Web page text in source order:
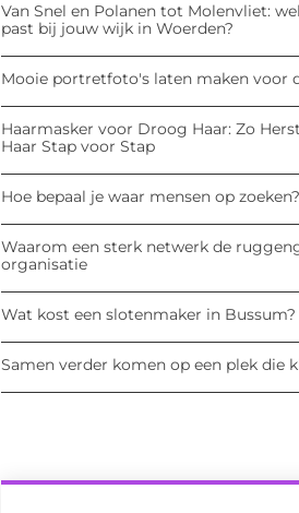
Van Snel en Polanen tot Molenvliet:
past bij jouw wijk in Woerden?
Mooie portretfoto's laten maken voor
Haarmasker voor Droog Haar: Zo
Haar Stap voor Stap
Hoe bepaal je waar mensen op zoeken?
Waarom een sterk netwerk de
organisatie
Wat kost een slotenmaker in Bussum?
Samen verder komen op een plek die